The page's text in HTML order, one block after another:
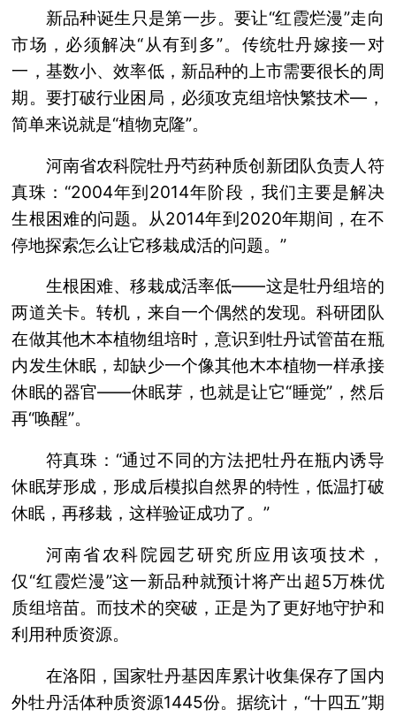
新品种诞生只是第一步。要让“红霞烂漫”走向
市场，必须解决“从有到多”。传统牡丹嫁接一对
一，基数小、效率低，新品种的上市需要很长的周
期。要打破行业困局，必须攻克组培快繁技术—，
简单来说就是“植物克隆”。
河南省农科院牡丹芍药种质创新团队负责人符
真珠：“2004年到2014年阶段，我们主要是解决
生根困难的问题。从2014年到2020年期间，在不
停地探索怎么让它移栽成活的问题。”
生根困难、移栽成活率低——这是牡丹组培的
两道关卡。转机，来自一个偶然的发现。科研团队
在做其他木本植物组培时，意识到牡丹试管苗在瓶
内发生休眠，却缺少一个像其他木本植物一样承接
休眠的器官——休眠芽，也就是让它“睡觉”，然后
再“唤醒”。
符真珠：“通过不同的方法把牡丹在瓶内诱导
休眠芽形成，形成后模拟自然界的特性，低温打破
休眠，再移栽，这样验证成功了。”
河南省农科院园艺研究所应用该项技术，
仅“红霞烂漫”这一新品种就预计将产出超5万株优
质组培苗。而技术的突破，正是为了更好地守护和
利用种质资源。
在洛阳，国家牡丹基因库累计收集保存了国内
外牡丹活体种质资源1445份。据统计，“十四五”期